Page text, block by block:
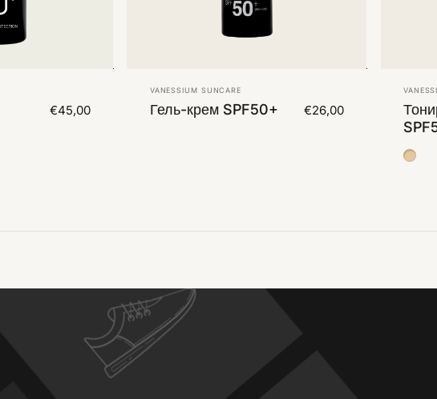
€45,00
Vendor:
VANESSIUM SUNCARE
Гель-крем SPF50+ €26,00
Color